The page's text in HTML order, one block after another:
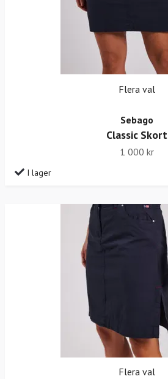
Flera val
Sebago
Classic Skort
1 000 kr
I lager
Flera val